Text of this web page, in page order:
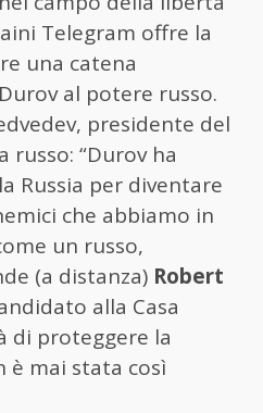
Telegram offre la
una catena
al potere russo.
presidente del
russo: “Durov ha
Russia per diventare
che abbiamo in
un russo,
(a distanza) Robert
alla Casa
di proteggere la
è mai stata così